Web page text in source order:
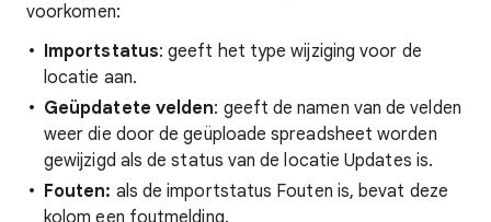
voorkomen:
Importstatus: geeft het type wijziging voor de
locatie aan.
Geüpdatete velden: geeft de namen van de velden
weer die door de geüploade spreadsheet worden
gewijzigd als de status van de locatie Updates is.
Fouten: als de importstatus Fouten is, bevat deze
kolom een foutmelding.